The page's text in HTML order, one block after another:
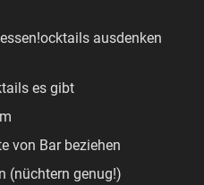
ausdenken
es gibt
von Bar beziehen
(nüchtern genug!)